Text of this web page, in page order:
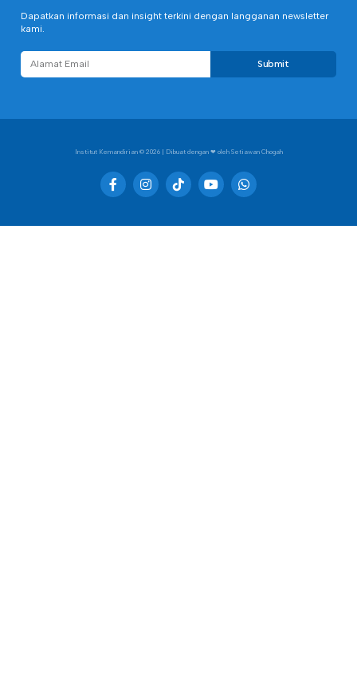
Dapatkan informasi dan insight terkini dengan langganan newsletter
kami.
Submit
Institut Kemandirian © 2026 | Dibuat dengan ❤︎ oleh Setiawan Chogah